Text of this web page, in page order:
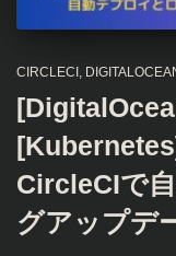
CIRCLECI
CircleCIで
グアップデ